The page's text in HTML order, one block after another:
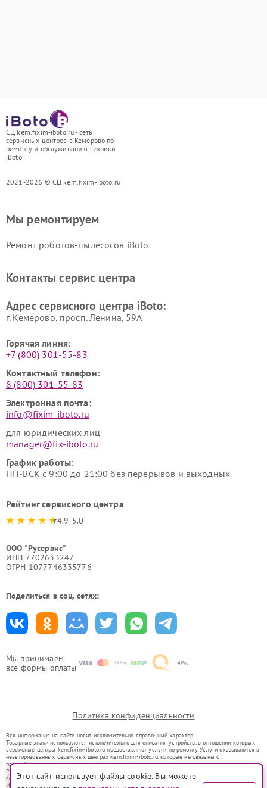
СЦ kem.fixim-iboto.ru - сеть
сервисных центров в Кемерово по
ремонту и обслуживанию техники
iBoto
2021-2026 © СЦ kem.fixim-iboto.ru
Мы принимаем
все формы оплаты
Мы ремонтируем
Ремонт роботов-пылесосов iBoto
Контакты сервис центра
Адрес сервисного центра iBoto:
г. Кемерово, просп. Ленина, 59А
Горячая линия:
+7 (800) 301-55-83
Контактный телефон:
8 (800) 301-55-83
Электронная почта:
info@fixim-iboto.ru
для юридических лиц
manager@fix-iboto.ru
График работы:
ПН-ВСК с 9:00 до 21:00 без перерывов и выходных
Рейтинг сервисного центра
4.9-5.0
ООО "Русервис"
ИНН 7702633247
ОГРН 1077746335776
Поделиться в соц. сетях:
Политика конфиденциальности
Вся информация на сайте носит исключительно справочный характер.
Товарные знаки используются исключительно для описания устройств, в отношении которых
сервисные центры kem.fixim-iboto.ru предоставляют услуги по ремонту. Услуги оказываются в
неавторизованных сервисных центрах kem.fixim-iboto.ru, которые не связаны с
правообладателями товарных знаков или их официальными представителями.
Ремонт осуществляется для устройств, уже введенных в гражданский оборот в соответствии
со статьей 1487 ГК РФ.
Использование товарных знаков не преследует цели индивидуализации услуг или введения
Этот сайт использует файлы cookie. Вы можете